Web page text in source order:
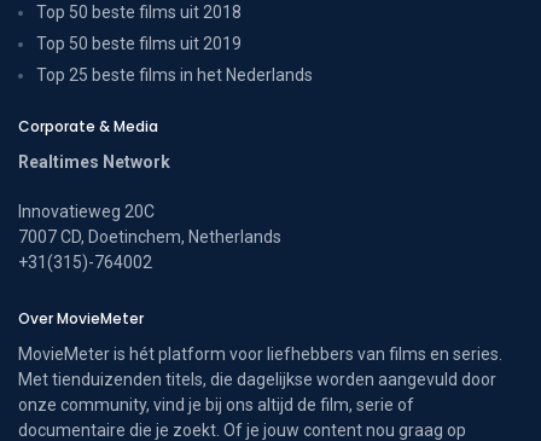
Top 50 beste films uit 2018
Top 50 beste films uit 2019
Top 25 beste films in het Nederlands
Corporate & Media
Realtimes Network
Innovatieweg 20C
7007 CD, Doetinchem, Netherlands
+31(315)-764002
Over MovieMeter
MovieMeter is hét platform voor liefhebbers van films en series.
Met tienduizenden titels, die dagelijkse worden aangevuld door
onze community, vind je bij ons altijd de film, serie of
documentaire die je zoekt. Of je jouw content nou graag op